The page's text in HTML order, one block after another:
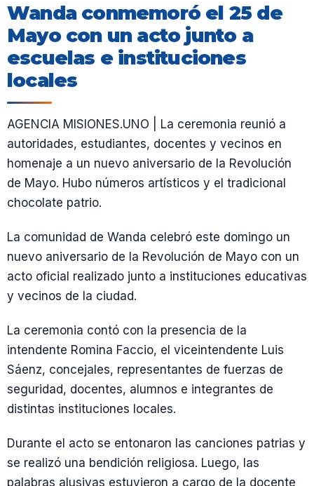
Wanda conmemoró el 25 de
Mayo con un acto junto a
escuelas e instituciones
locales
AGENCIA MISIONES.UNO | La ceremonia reunió a
autoridades, estudiantes, docentes y vecinos en
homenaje a un nuevo aniversario de la Revolución
de Mayo. Hubo números artísticos y el tradicional
chocolate patrio.
La comunidad de Wanda celebró este domingo un
nuevo aniversario de la Revolución de Mayo con un
acto oficial realizado junto a instituciones educativas
y vecinos de la ciudad.
La ceremonia contó con la presencia de la
intendente Romina Faccio, el viceintendente Luis
Sáenz, concejales, representantes de fuerzas de
seguridad, docentes, alumnos e integrantes de
distintas instituciones locales.
Durante el acto se entonaron las canciones patrias y
se realizó una bendición religiosa. Luego, las
palabras alusivas estuvieron a cargo de la docente